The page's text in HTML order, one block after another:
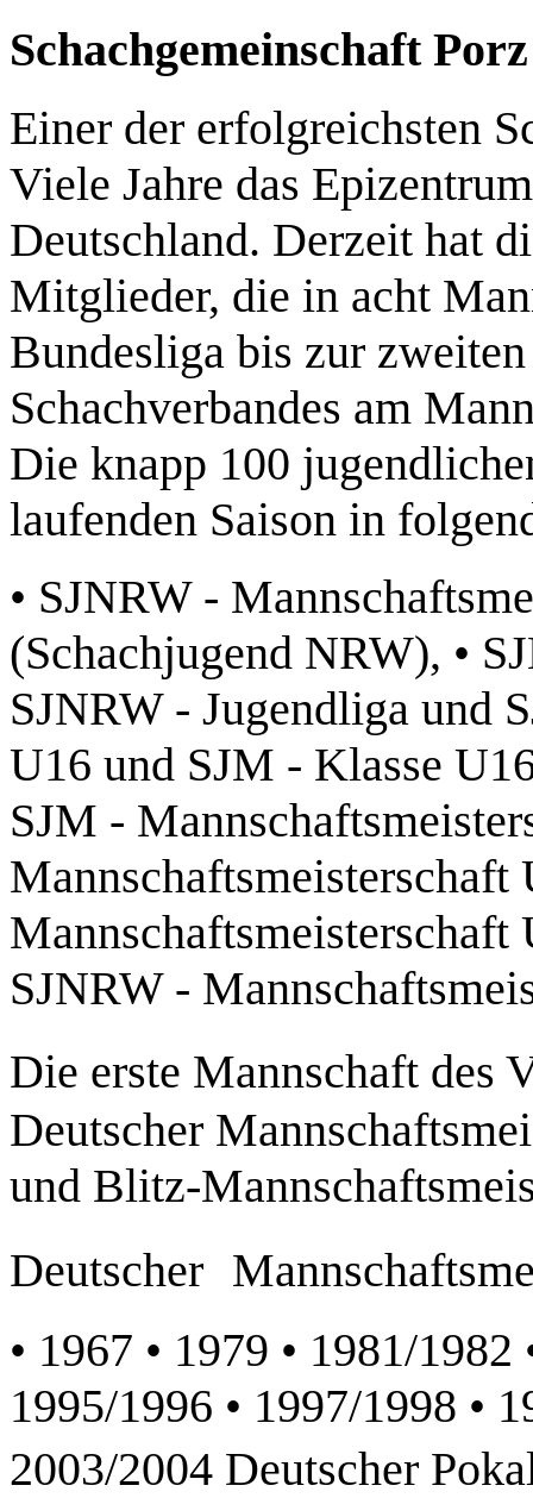
Schachgemeinschaft
Einer der erfolgreichsten
Viele Jahre das
Deutschland. Derzeit hat
Mitglieder, die in acht
Bundesliga bis zur
Schachverbandes am
Die knapp 100
laufenden Saison in
• SJNRW -
(Schachjugend NRW), •
SJNRW - Jugendliga und
U16 und SJM - Klasse
SJM -
Mannschaftsmeisterschaft
Mannschaftsmeisterschaft
SJNRW -
Die erste Mannschaft des
Deutscher
und Blitz-
Deutscher
• 1967 • 1979 • 1981/
1995/1996 • 1997/1998 •
2003/2004 Deutscher